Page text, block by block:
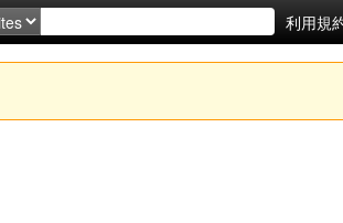
利用規